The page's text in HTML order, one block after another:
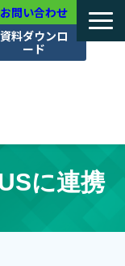
お問い合わせ
資料ダウンロ
ード
に連携